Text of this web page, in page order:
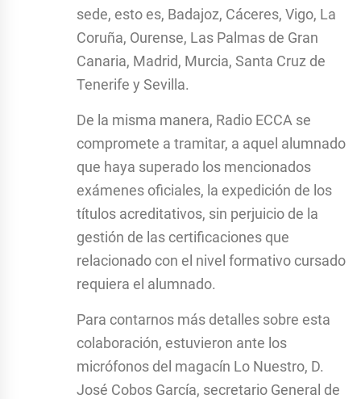
sede, esto es, Badajoz, Cáceres, Vigo, La
Coruña, Ourense, Las Palmas de Gran
Canaria, Madrid, Murcia, Santa Cruz de
Tenerife y Sevilla.
De la misma manera, Radio ECCA se
compromete a tramitar, a aquel alumnado
que haya superado los mencionados
exámenes oficiales, la expedición de los
títulos acreditativos, sin perjuicio de la
gestión de las certificaciones que
relacionado con el nivel formativo cursado
requiera el alumnado.
Para contarnos más detalles sobre esta
colaboración, estuvieron ante los
micrófonos del magacín Lo Nuestro, D.
José Cobos García, secretario General de